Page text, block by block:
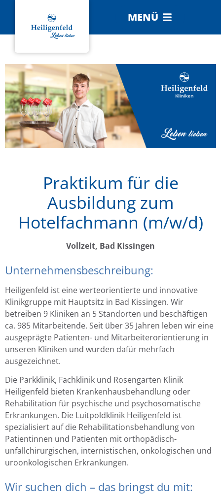
MENÜ
Praktikum für die
Ausbildung zum
Hotelfachmann (m/w/d)
Vollzeit, Bad Kissingen
Unternehmensbeschreibung:
Heiligenfeld ist eine werteorientierte und innovative
Klinikgruppe mit Hauptsitz in Bad Kissingen. Wir
betreiben 9 Kliniken an 5 Standorten und beschäftigen
ca. 985 Mitarbeitende. Seit über 35 Jahren leben wir eine
ausgeprägte Patienten- und Mitarbeiterorientierung in
unseren Kliniken und wurden dafür mehrfach
ausgezeichnet.
Die Parkklinik, Fachklinik und Rosengarten Klinik
Heiligenfeld bieten Krankenhausbehandlung oder
Rehabilitation für psychische und psychosomatische
Erkrankungen. Die Luitpoldklinik Heiligenfeld ist
spezialisiert auf die Rehabilitationsbehandlung von
Patientinnen und Patienten mit orthopädisch-
unfallchirurgischen, internistischen, onkologischen und
uroonkologischen Erkrankungen.
Wir suchen dich – das bringst du mit: